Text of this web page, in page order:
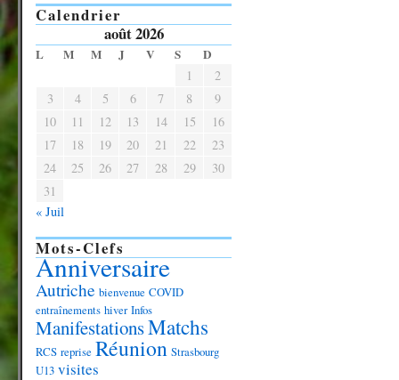
Calendrier
août 2026
L M M J V S D
1
2
3
4 5 6 7 8
9
10
11 12 13 14 15
16
17
18 19 20 21 22
23
24
25 26 27 28 29
30
31
« Juil
Mots-Clefs
Anniversaire
Autriche bienvenue COVID
entraînements hiver Infos
ManifestationsMatchs
RCS reprise Réunion Strasbourg
U13 visites